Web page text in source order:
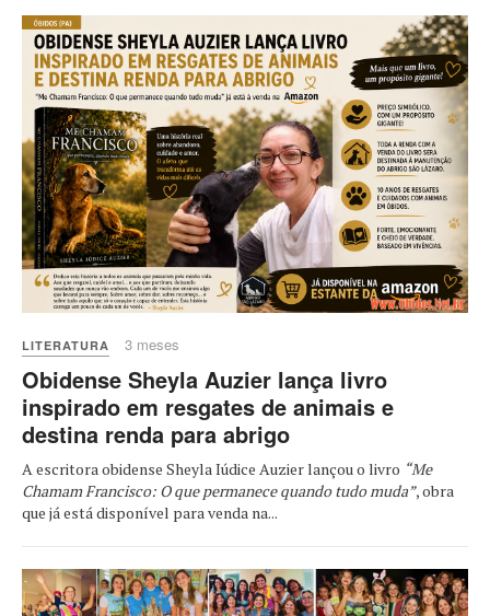
LITERATURA 3 meses
Obidense Sheyla Auzier lança livro
inspirado em resgates de animais e
destina renda para abrigo
A escritora obidense Sheyla Iúdice Auzier lançou o livro “Me
Chamam Francisco: O que permanece quando tudo muda”, obra
que já está disponível para venda na...